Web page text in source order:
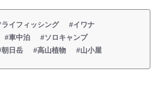
ライフィッシング
#イワナ
#車中泊
#ソロキャンプ
朝日岳 #高山植物 #山小屋